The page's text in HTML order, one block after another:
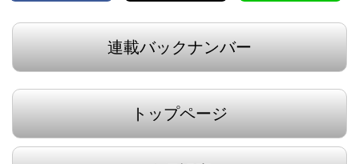
連載バックナンバー
トップページ